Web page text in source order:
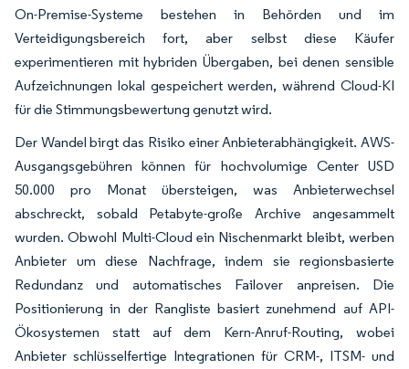
On-Premise-Systeme bestehen in Behörden und im
Verteidigungsbereich fort, aber selbst diese Käufer
experimentieren mit hybriden Übergaben, bei denen sensible
Aufzeichnungen lokal gespeichert werden, während Cloud-KI
für die Stimmungsbewertung genutzt wird.
Der Wandel birgt das Risiko einer Anbieterabhängigkeit. AWS-
Ausgangsgebühren können für hochvolumige Center USD
50.000 pro Monat übersteigen, was Anbieterwechsel
abschreckt, sobald Petabyte-große Archive angesammelt
wurden. Obwohl Multi-Cloud ein Nischenmarkt bleibt, werben
Anbieter um diese Nachfrage, indem sie regionsbasierte
Redundanz und automatisches Failover anpreisen. Die
Positionierung in der Rangliste basiert zunehmend auf API-
Ökosystemen statt auf dem Kern-Anruf-Routing, wobei
Anbieter schlüsselfertige Integrationen für CRM-, ITSM- und